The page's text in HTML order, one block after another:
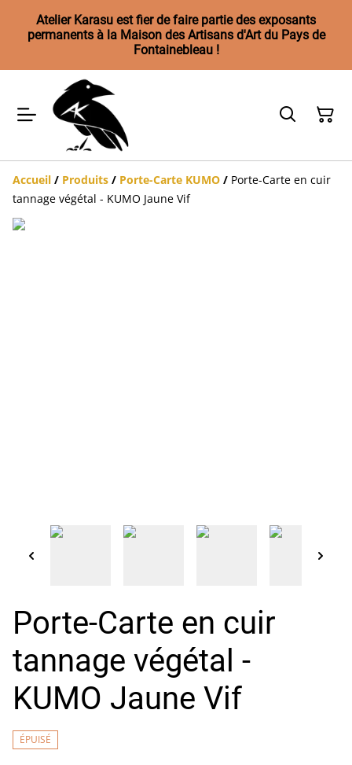
Atelier Karasu est fier de faire partie des exposants
permanents à la Maison des Artisans d'Art du Pays de
Fontainebleau !
Accueil / Produits / Porte-Carte KUMO / Porte-Carte en cuir
tannage végétal - KUMO Jaune Vif
Porte-Carte en cuir
tannage végétal -
KUMO Jaune Vif
ÉPUISÉ